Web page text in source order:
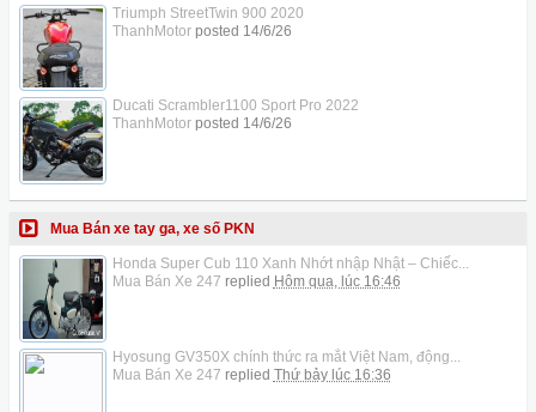
Triumph StreetTwin 900 2020
ThanhMotorposted 14/6/26
Ducati Scrambler1100 Sport Pro 2022
ThanhMotorposted 14/6/26
Mua Bán xe tay ga, xe số PKN
Honda Super Cub 110 Xanh Nhớt nhập Nhật – Chiếc...
Mua Bán Xe 247 replied Hôm qua, lúc 16:46
Hyosung GV350X chính thức ra mắt Việt Nam, động...
Mua Bán Xe 247 replied Thứ bảy lúc 16:36